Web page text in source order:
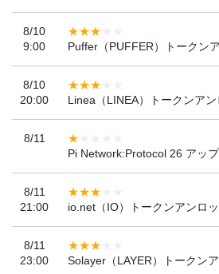
8/10
9:00
Puffer（PUFFER）トークン
8/10
20:00
Linea（LINEA）トークンアン
8/11
Pi Network:Protocol 26 アッ
8/11
21:00
io.net（IO）トークンアンロ
8/11
23:00
Solayer（LAYER）トークン